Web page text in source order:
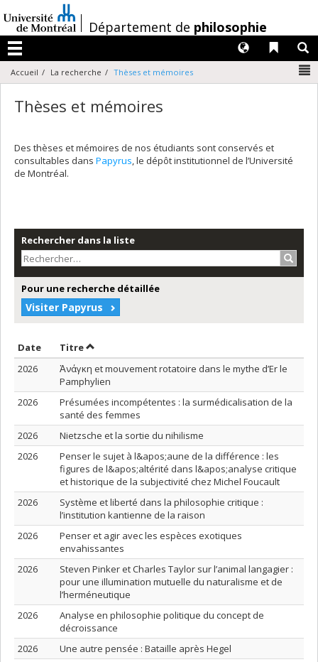
au
contenu
/Département de philosophie
Menu
Liens
Langues
Accueil La recherche Thèses et mémoires
Thèses et mémoires
Des thèses et mémoires de nos étudiants sont conservés et
consultables dans Papyrus, le dépôt institutionnel de l’Université
de Montréal.
Rechercher dans la liste
Pour une recherche détaillée
Visiter Papyrus
Date Trier par date en ordre croissant
TitreTrier par titre en ordre croissant
2026
Ἀνάγκη et mouvement rotatoire dans le mythe d’Er le
Pamphylien
2026
Présumées incompétentes : la surmédicalisation de la
santé des femmes
2026
Nietzsche et la sortie du nihilisme
2026
Penser le sujet à l&apos;aune de la différence : les
figures de l&apos;altérité dans l&apos;analyse critique
et historique de la subjectivité chez Michel Foucault
2026
Système et liberté dans la philosophie critique :
l’institution kantienne de la raison
2026
Penser et agir avec les espèces exotiques
envahissantes
2026
Steven Pinker et Charles Taylor sur l’animal langagier :
pour une illumination mutuelle du naturalisme et de
l’herméneutique
2026
Analyse en philosophie politique du concept de
décroissance
2026
Une autre pensée : Bataille après Hegel